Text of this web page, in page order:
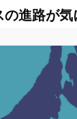
進路が気